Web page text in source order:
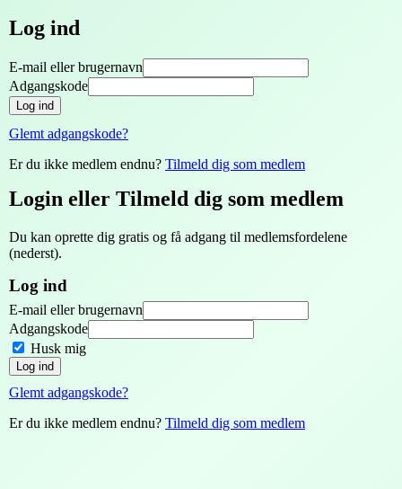
Log ind
E-mail eller brugernavn
Adgangskode
Log ind
Glemt adgangskode?
Er du ikke medlem endnu? Tilmeld dig som medlem
Login eller Tilmeld dig som medlem
Du kan oprette dig gratis og få adgang til medlemsfordelene
(nederst).
Log ind
E-mail eller brugernavn
Adgangskode
Husk mig
Log ind
Glemt adgangskode?
Er du ikke medlem endnu? Tilmeld dig som medlem